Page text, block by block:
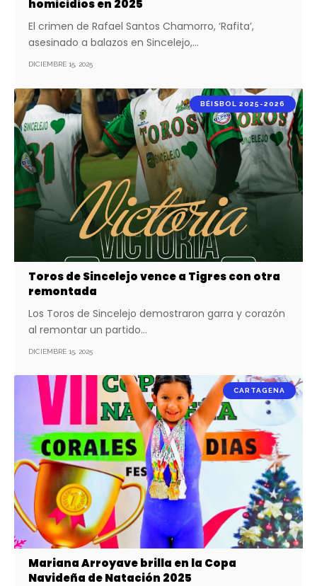
homicidios en 2025
El crimen de Rafael Santos Chamorro, ‘Rafita’,
asesinado a balazos en Sincelejo,…
DICIEMBRE 15, 2025
BÉISBOL 2025-2026
Toros de Sincelejo vence a Tigres con otra
remontada
Los Toros de Sincelejo demostraron garra y corazón
al remontar un partido…
DICIEMBRE 15, 2025
CARTAGENA
Mariana Arroyave brilla en la Copa
Navideña de Natación 2025